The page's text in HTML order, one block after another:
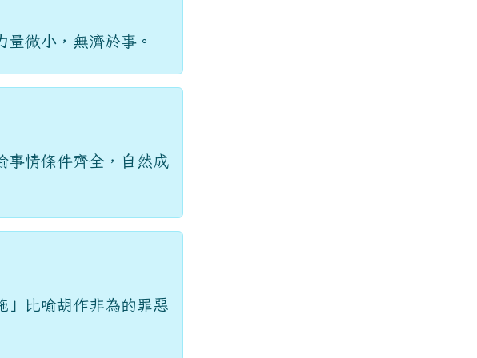
微小，無濟於事。
事情條件齊全，自然成
」比喻胡作非為的罪惡